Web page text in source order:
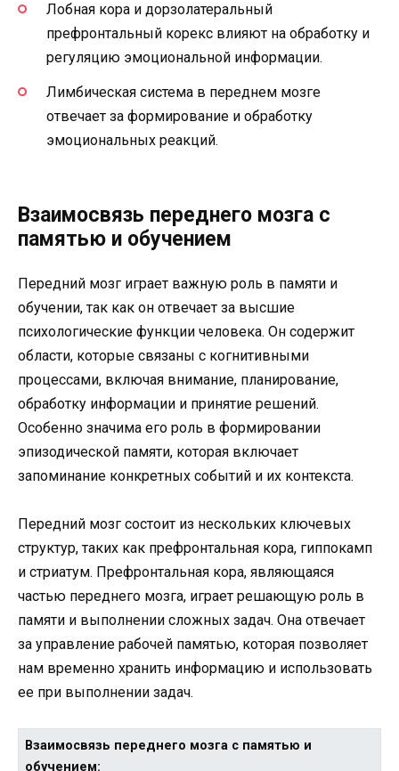
Лобная кора и дорзолатеральный
префронтальный корекс влияют на обработку и
регуляцию эмоциональной информации.
Лимбическая система в переднем мозге
отвечает за формирование и обработку
эмоциональных реакций.
Взаимосвязь переднего мозга с
памятью и обучением
Передний мозг играет важную роль в памяти и
обучении, так как он отвечает за высшие
психологические функции человека. Он содержит
области, которые связаны с когнитивными
процессами, включая внимание, планирование,
обработку информации и принятие решений.
Особенно значима его роль в формировании
эпизодической памяти, которая включает
запоминание конкретных событий и их контекста.
Передний мозг состоит из нескольких ключевых
структур, таких как префронтальная кора, гиппокамп
и стриатум. Префронтальная кора, являющаяся
частью переднего мозга, играет решающую роль в
памяти и выполнении сложных задач. Она отвечает
за управление рабочей памятью, которая позволяет
нам временно хранить информацию и использовать
ее при выполнении задач.
Взаимосвязь переднего мозга с памятью и
обучением: